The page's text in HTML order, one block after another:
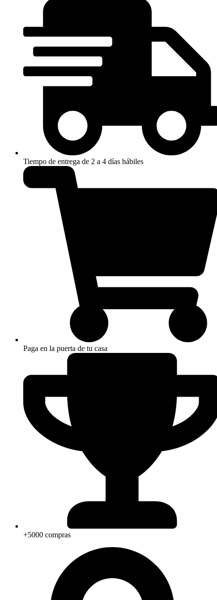
Tiempo de entrega de 2 a 4 días hábiles
Paga en la puerta de tu casa
+5000 compras